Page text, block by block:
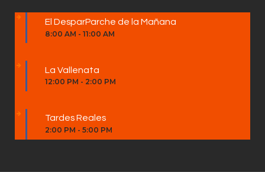
El DesparParche de la Mañana
8:00 AM - 11:00 AM
La Vallenata
12:00 PM - 2:00 PM
Tardes Reales
2:00 PM - 5:00 PM